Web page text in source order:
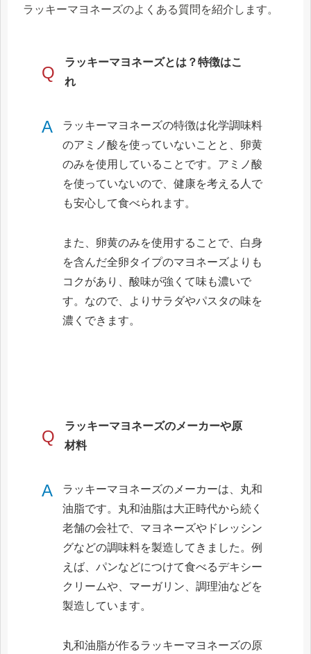
ラッキーマヨネーズのよくある質問を紹介します。
Q
ラッキーマヨネーズとは？特徴はこ
れ
A
ラッキーマヨネーズの特徴は化学調味料
のアミノ酸を使っていないことと、卵黄
のみを使用していることです。アミノ酸
を使っていないので、健康を考える人で
も安心して食べられます。
また、卵黄のみを使用することで、白身
を含んだ全卵タイプのマヨネーズよりも
コクがあり、酸味が強くて味も濃いで
す。なので、よりサラダやパスタの味を
濃くできます。
Q
ラッキーマヨネーズのメーカーや原
材料
A
ラッキーマヨネーズのメーカーは、丸和
油脂です。丸和油脂は大正時代から続く
老舗の会社で、マヨネーズやドレッシン
グなどの調味料を製造してきました。例
えば、パンなどにつけて食べるデキシー
クリームや、マーガリン、調理油などを
製造しています。
丸和油脂が作るラッキーマヨネーズの原